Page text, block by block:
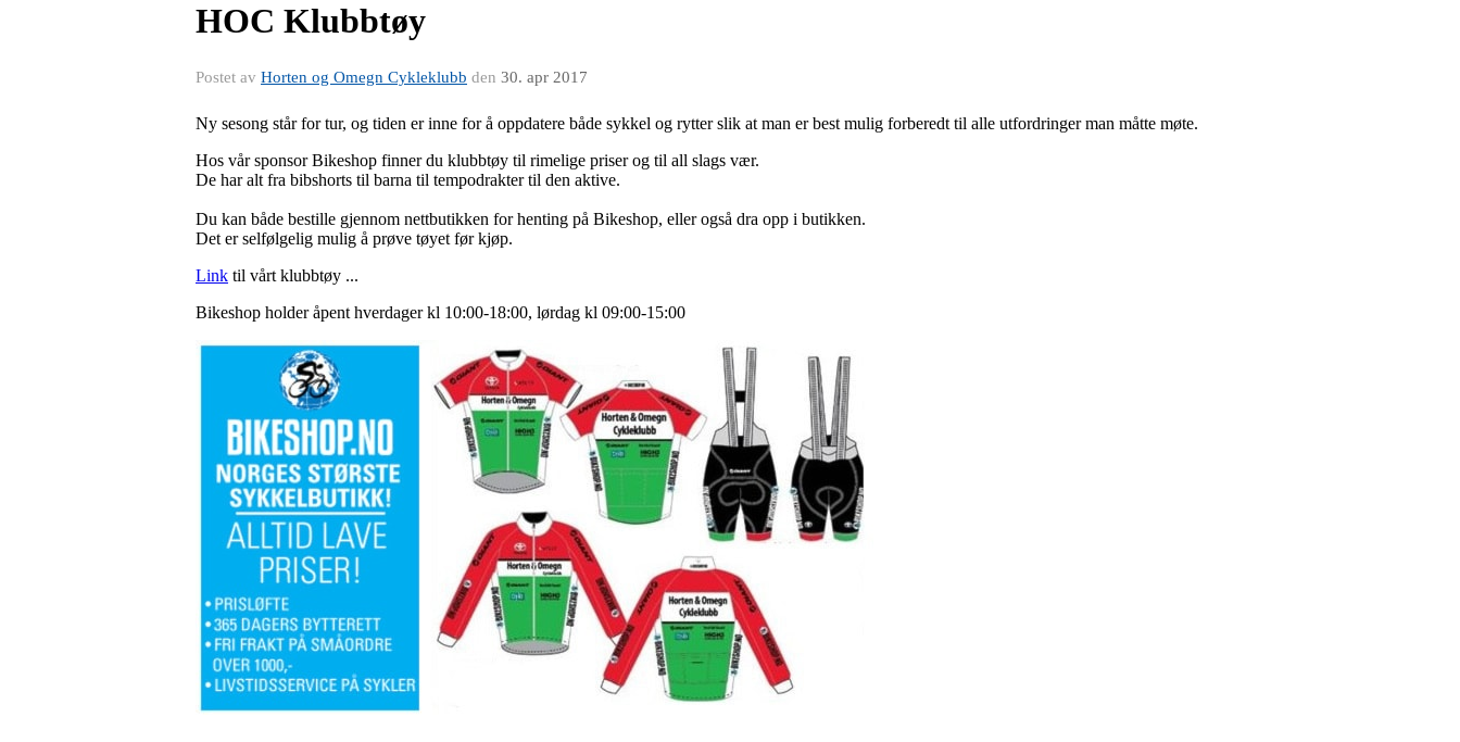
HOC Klubbtøy
Postet av Horten og Omegn Cykleklubb den 30. apr 2017
Ny sesong står for tur, og tiden er inne for å oppdatere både sykkel og rytter slik at man er best mulig forberedt til alle utfordringer man måtte møte.
Hos vår sponsor Bikeshop finner du klubbtøy til rimelige priser og til all slags vær.
De har alt fra bibshorts til barna til tempodrakter til den aktive.
Du kan både bestille gjennom nettbutikken for henting på Bikeshop, eller også dra opp i butikken.
Det er selfølgelig mulig å prøve tøyet før kjøp.
Link til vårt klubbtøy ...
Bikeshop holder åpent hverdager kl 10:00-18:00, lørdag kl 09:00-15:00